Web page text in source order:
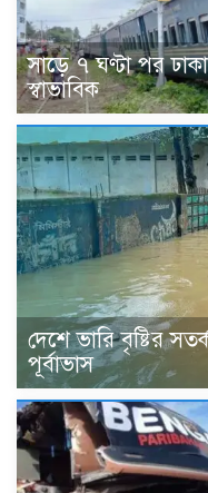
সাড়ে ৭ ঘণ্টা পর
স্বাভাবিক
দেশে ভারি বৃষ্টির
পূর্বাভাস